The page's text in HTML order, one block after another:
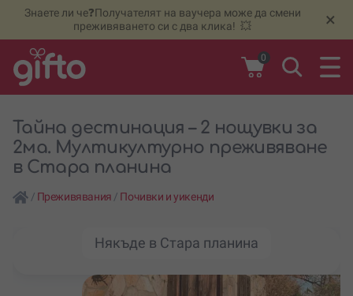
Знаете ли че❓Получателят на ваучера може да смени
преживяването си с два клика! 💥
×
0
Тайна дестинация – 2 нощувки за
2ма. Mултикултурно преживяване
в Стара планина
/ Преживявания / Почивки и уикенди
Някъде в Стара планина